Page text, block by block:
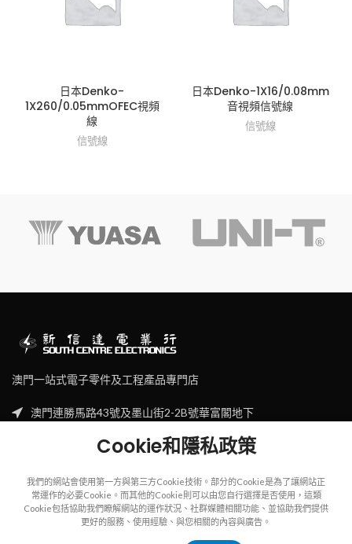
日本Denko-
1X260/0.05mmOFEC視頻
線
信號線
日本Denko-1X16/0.08mm
音視頻信號線
信號線
澳門一站式電子零件及工程產品專門店
澳門連勝馬路43號及墨山街2-2B號華富閣地下
2023SOUTH CENTRE ELECTRIONCISAll rights reserved.
Cookie和隱私政策
我們的網站會使用第一方與第三方Cookie技術。部分的Cookie是為了讓網站正
常運作的必要Cookie。而其他的Cookie則可以由您自行選擇是否使用，這類
Cookie包括協助我們瞭解網站的運作狀況、社群媒體相關功能、並協助我們提供
更好的服務、使用經驗、與您相關的內容與廣告。